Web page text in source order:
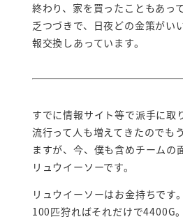
終わり、家を買ったこともあっ
乏つづきで、日夜どの金策がい
報交換しあっています。
すでに情報サイト等で派手に取
流行って人も増えてきたのでも
ますが、今、僕も含めチームの
リュウイーソーです。
リュウイーソーはお金持ちです
100匹狩ればそれだけで4400G